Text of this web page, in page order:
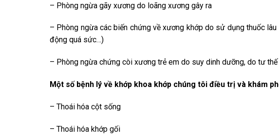
– Phòng ngừa gãy xương do loãng xương gây ra
– Phòng ngừa các biến chứng về xương khớp do sử dụng thuốc
động quá sức…)
– Phòng ngừa chứng còi xương trẻ em do suy dinh dưỡng, do tư
Một số bệnh lý về khớp khoa khớp chúng tôi điều trị và khám
– Thoái hóa cột sống
– Thoái hóa khớp gối